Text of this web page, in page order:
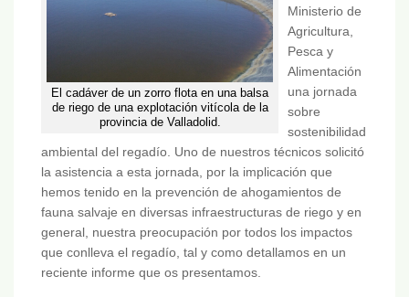
El cadáver de un zorro flota en una balsa
de riego de una explotación vitícola de la
provincia de Valladolid.
Ministerio de
Agricultura,
Pesca y
Alimentación
una jornada
sobre
sostenibilidad
ambiental del regadío. Uno de nuestros técnicos solicitó
la asistencia a esta jornada, por la implicación que
hemos tenido en la prevención de ahogamientos de
fauna salvaje en diversas infraestructuras de riego y en
general, nuestra preocupación por todos los impactos
que conlleva el regadío, tal y como detallamos en un
reciente informe que os presentamos.